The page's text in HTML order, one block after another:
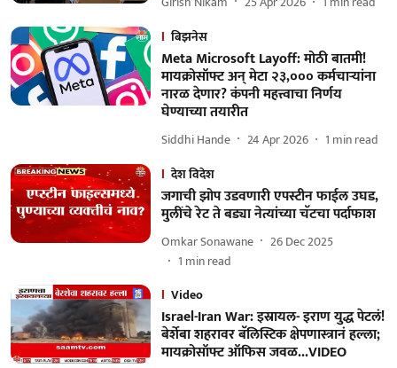
बिझनेस
Meta Microsoft Layoff: मोठी बातमी!
मायक्रोसॉफ्ट अन् मेटा २३,००० कर्मचाऱ्यांना
नारळ देणार? कंपनी महत्त्वाचा निर्णय
घेण्याच्या तयारीत
Siddhi Hande 24 Apr 2026 1 min read
देश विदेश
जगाची झोप उडवणारी एपस्टीन फाईल उघड,
मुलींचे रेट ते बड्या नेत्यांच्या चॅटचा पर्दाफाश
Omkar Sonawane
26 Dec 2025
1 min read
Video
Israel-Iran War: इस्रायल- इराण युद्ध पेटलं!
बेर्शेबा शहरावर बॅलिस्टिक क्षेपणास्त्रानं हल्ला;
मायक्रोसॉफ्ट ऑफिस जवळ...VIDEO